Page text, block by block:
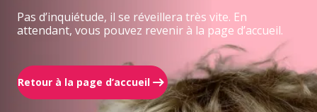
Pas d’inquiétude, il se réveillera très vite. En
attendant, vous pouvez revenir à la page d’accueil.
Retour à la page d’accueil